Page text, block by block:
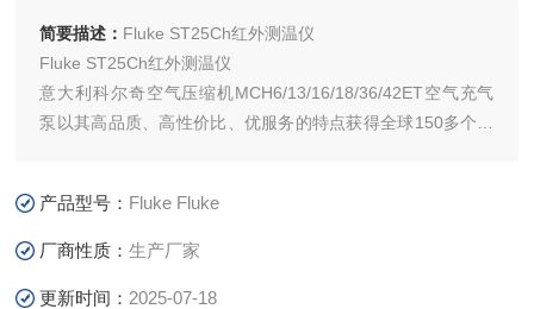
简要描述： Fluke ST25Ch红外测温仪
Fluke ST25Ch红外测温仪
意大利科尔奇空气压缩机MCH6/13/16/18/36/42ET空气充气
泵以其高品质、高性价比、优服务的特点获得全球150多个国
足轻重的作用。
意大利科尔奇
产品型号： Fluke Fluke
厂商性质：生产厂家
更新时间： 2025-07-18